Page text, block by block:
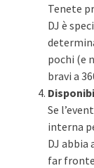
Tenete
DJ è
pochi (e
bravi a
Se
interna
DJ abbia
far